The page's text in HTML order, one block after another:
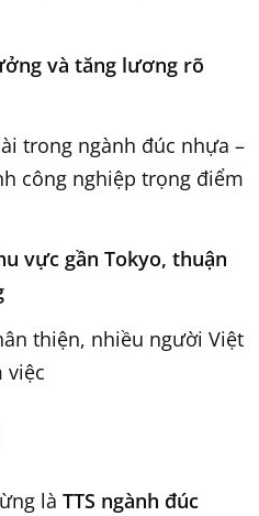
và tăng lương rõ
trong ngành đúc nhựa –
công nghiệp trọng điểm
vực gần Tokyo, thuận
thiện, nhiều người Việt
việc
là TTS ngành đúc